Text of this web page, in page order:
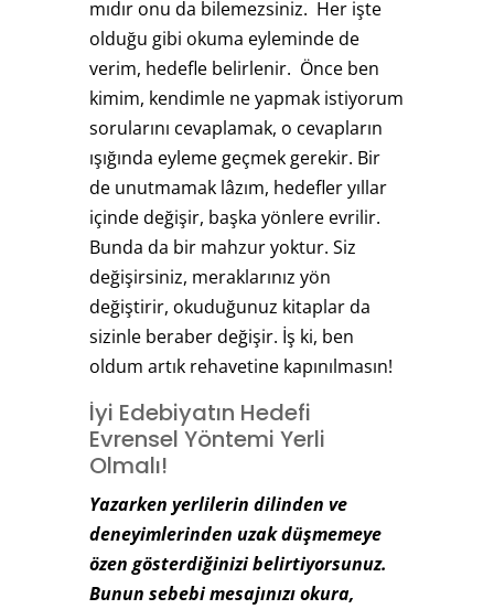
mıdır onu da bilemezsiniz. Her işte
olduğu gibi okuma eyleminde de
verim, hedefle belirlenir. Önce ben
kimim, kendimle ne yapmak istiyorum
sorularını cevaplamak, o cevapların
ışığında eyleme geçmek gerekir. Bir
de unutmamak lâzım, hedefler yıllar
içinde değişir, başka yönlere evrilir.
Bunda da bir mahzur yoktur. Siz
değişirsiniz, meraklarınız yön
değiştirir, okuduğunuz kitaplar da
sizinle beraber değişir. İş ki, ben
oldum artık rehavetine kapınılmasın!
İyi Edebiyatın Hedefi
Evrensel Yöntemi Yerli
Olmalı!
Yazarken yerlilerin dilinden ve
deneyimlerinden uzak düşmemeye
özen gösterdiğinizi belirtiyorsunuz.
Bunun sebebi mesajınızı okura,